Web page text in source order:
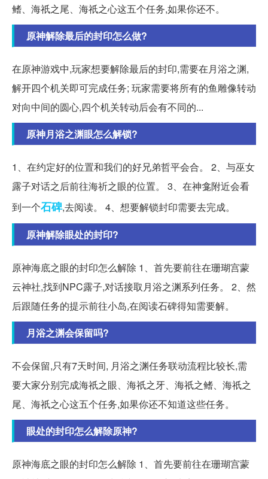
鳍、海祇之尾、海祇之心这五个任务,如果你还不。
原神解除最后的封印怎么做?
在原神游戏中,玩家想要解除最后的封印,需要在月浴之渊,
解开四个机关即可完成任务; 玩家需要将所有的鱼雕像转动
对向中间的圆心,四个机关转动后会有不同的...
原神月浴之渊眼怎么解锁?
1、在约定好的位置和我们的好兄弟哲平会合。 2、与巫女
露子对话之后前往海祈之眼的位置。 3、在神龛附近会看
到一个石碑,去阅读。 4、想要解锁封印需要去完成。
原神解除眼处的封印?
原神海底之眼的封印怎么解除 1、首先要前往在珊瑚宫蒙
云神社,找到NPC露子,对话接取月浴之渊系列任务。 2、然
后跟随任务的提示前往小岛,在阅读石碑得知需要解。
月浴之渊会保留吗?
不会保留,只有7天时间, 月浴之渊任务联动流程比较长,需
要大家分别完成海祇之眼、海祇之牙、海祇之鳍、海祇之
尾、海祇之心这五个任务,如果你还不知道这些任务。
眼处的封印怎么解除原神?
原神海底之眼的封印怎么解除 1、首先要前往在珊瑚宫蒙